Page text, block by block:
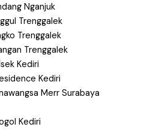
Nganjuk
Trenggalek
Trenggalek
Trenggalek
Kediri
Kediri
Merr Surabaya
Kediri